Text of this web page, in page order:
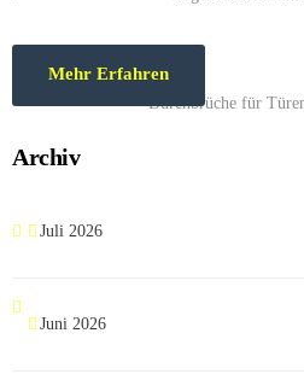
Mehr Erfahren
Archiv
Juli 2026
Juni 2026